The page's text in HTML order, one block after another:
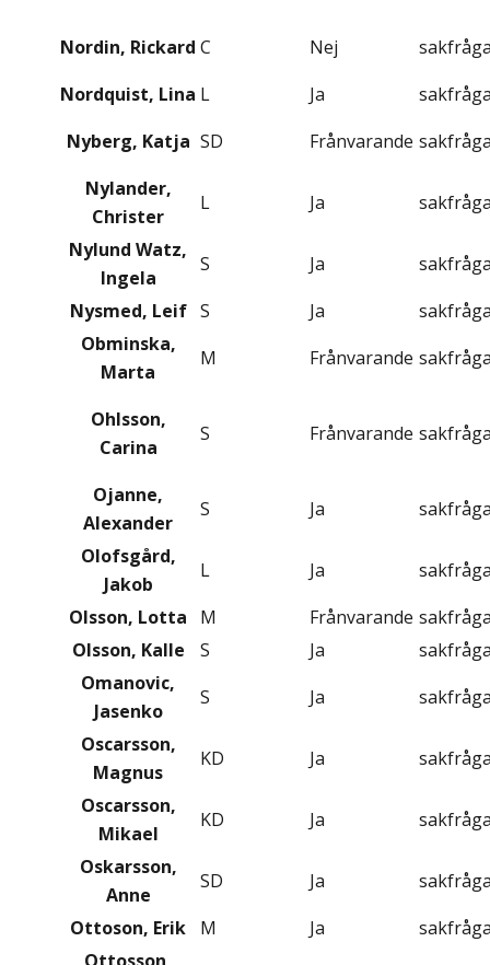
Nordin, Rickard C Nej
Nordquist, Lina L Ja
Nyberg, Katja SD Frånvarande
Nylander,
Christer
L Ja
Nylund Watz,
Ingela
S Ja
Nysmed, Leif S Ja
Obminska,
Marta
M Frånvarande
Ohlsson,
Carina
S Frånvarande
Ojanne,
Alexander
S Ja
Olofsgård,
Jakob
L Ja
Olsson, Lotta
M Frånvarande
Olsson, Kalle
S Ja
Omanovic,
Jasenko
S Ja
Oscarsson,
Magnus
KD Ja
Oscarsson,
Mikael
KD Ja
Oskarsson,
Anne
SD Ja
Ottoson, Erik
M Ja